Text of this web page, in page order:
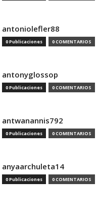
antoniolefler88
0 Publicaciones 0 COMENTARIOS
antonyglossop
0 Publicaciones 0 COMENTARIOS
antwanannis792
0 Publicaciones 0 COMENTARIOS
anyaarchuleta14
0 Publicaciones 0 COMENTARIOS